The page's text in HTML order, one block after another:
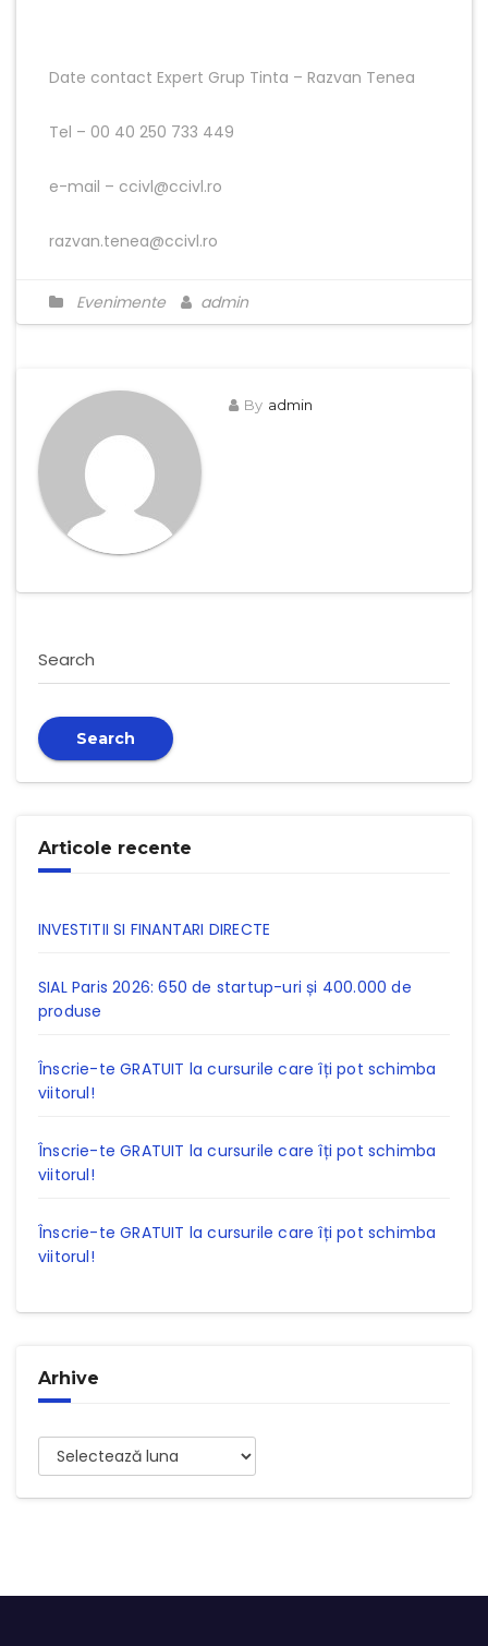
Date contact Expert Grup Tinta – Razvan Tenea
Tel – 00 40 250 733 449
e-mail – ccivl@ccivl.ro
razvan.tenea@ccivl.ro
Evenimente admin
By admin
Search
Search
Articole recente
INVESTITII SI FINANTARI DIRECTE
SIAL Paris 2026: 650 de startup-uri și 400.000 de
produse
Înscrie-te GRATUIT la cursurile care îți pot schimba
viitorul!
Înscrie-te GRATUIT la cursurile care îți pot schimba
viitorul!
Înscrie-te GRATUIT la cursurile care îți pot schimba
viitorul!
Arhive
Arhive